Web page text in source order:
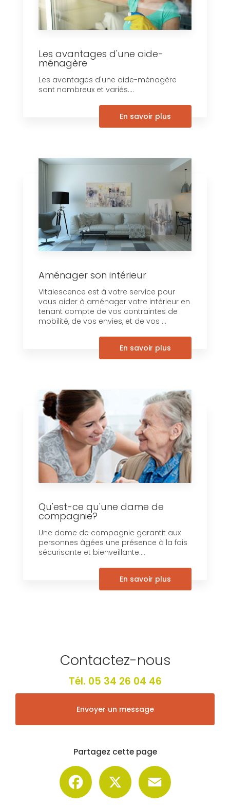
Les avantages d'une aide-
ménagère
Les avantages d'une aide-ménagère
sont nombreux et variés....
En savoir plus
Aménager son intérieur
Vitalescence est à votre service pour
vous aider à aménager votre intérieur en
tenant compte de vos contraintes de
mobilité, de vos envies, et de vos ...
En savoir plus
Qu'est-ce qu'une dame de
compagnie?
Une dame de compagnie garantit aux
personnes âgées une présence à la fois
sécurisante et bienveillante....
En savoir plus
Contactez-nous
Tél. 05 34 26 04 46
Envoyer un message
Partagez cette page
Facebook